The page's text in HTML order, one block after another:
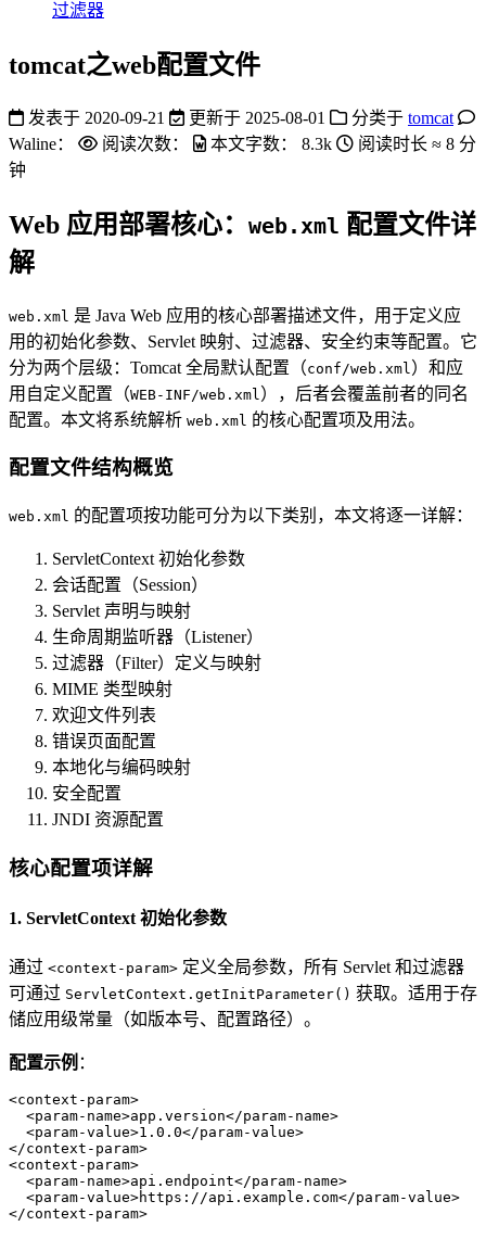
过滤器
tomcat之web配置文件
发表于 2020-09-21 更新于 2025-08-01 分类于 tomcat
Waline：
阅读次数： 本文字数： 8.3k 阅读时长 ≈ 8 分
钟
Web 应用部署核心： web.xml 配置文件详
解
web.xml 是 Java Web 应用的核心部署描述文件，用于定义应
用的初始化参数、Servlet 映射、过滤器、安全约束等配置。它
分为两个层级：Tomcat 全局默认配置（conf/web.xml ）和应
用自定义配置（WEB-INF/web.xml ），后者会覆盖前者的同名
配置。本文将系统解析 web.xml 的核心配置项及用法。
配置文件结构概览
web.xml 的配置项按功能可分为以下类别，本文将逐一详解：
ServletContext 初始化参数
会话配置（Session）
Servlet 声明与映射
生命周期监听器（Listener）
过滤器（Filter）定义与映射
MIME 类型映射
欢迎文件列表
错误页面配置
本地化与编码映射
安全配置
JNDI 资源配置
核心配置项详解
1. ServletContext 初始化参数
通过 <context-param> 定义全局参数，所有 Servlet 和过滤器
可通过 ServletContext.getInitParameter() 获取。适用于存
储应用级常量（如版本号、配置路径）。
配置示例 ：
<context-param>
<param-name>app.version</param-name>
<param-value>1.0.0</param-value>
</context-param>
<context-param>
<param-name>api.endpoint</param-name>
<param-value>https://api.example.com</param-value>
</context-param>